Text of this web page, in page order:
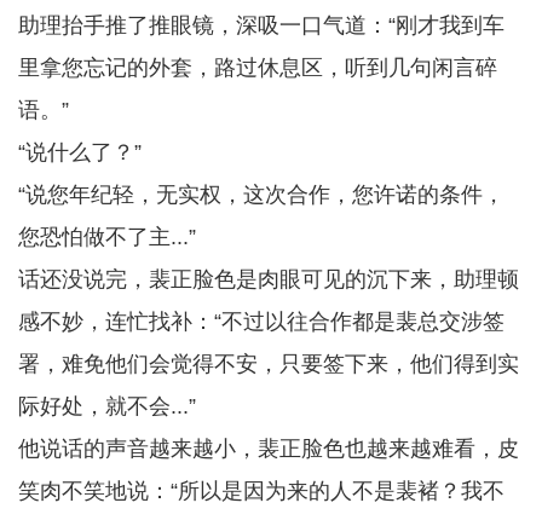
助理抬手推了推眼镜，深吸一口气道：“刚才我到车
里拿您忘记的外套，路过休息区，听到几句闲言碎
语。”
“说什么了？”
“说您年纪轻，无实权，这次合作，您许诺的条件，
您恐怕做不了主...”
话还没说完，裴正脸色是肉眼可见的沉下来，助理顿
感不妙，连忙找补：“不过以往合作都是裴总交涉签
署，难免他们会觉得不安，只要签下来，他们得到实
际好处，就不会...”
他说话的声音越来越小，裴正脸色也越来越难看，皮
笑肉不笑地说：“所以是因为来的人不是裴褚？我不